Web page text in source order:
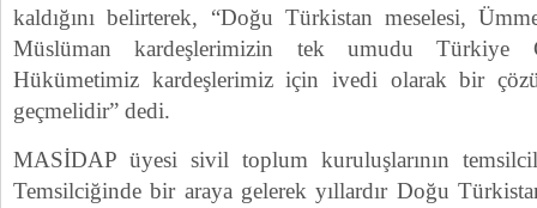
kaldığını belirterek, “Doğu Türkistan meselesi,
Müslüman kardeşlerimizin tek umudu Türkiye
Hükümetimiz kardeşlerimiz için ivedi olarak bir
geçmelidir” dedi.
MASİDAP üyesi sivil toplum kuruluşlarının
Temsilciğinde bir araya gelerek yıllardır Doğu